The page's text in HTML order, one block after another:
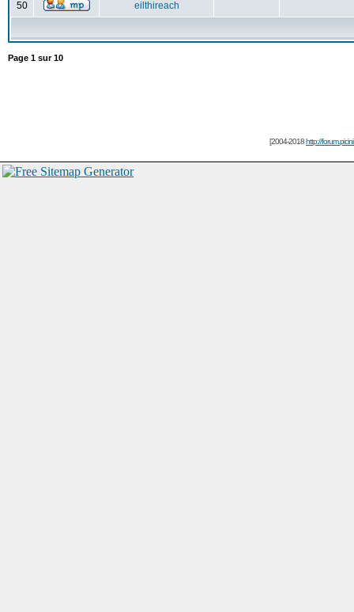
50 eilthireach
Page 1 sur10
[2004-2018http://